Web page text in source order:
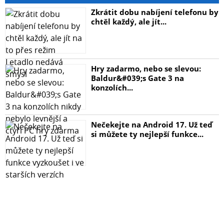
Zkrátit dobu nabíjení telefonu by
chtěl každý, ale jít...
Hry zadarmo, nebo se slevou:
Baldur&#039;s Gate 3 na
konzolích...
Nečekejte na Android 17. Už teď
si můžete ty nejlepší funkce...